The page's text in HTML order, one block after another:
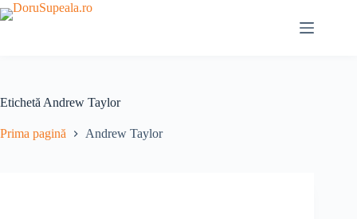
Sari
la
Etichetă Andrew Taylor
Prima pagină Andrew Taylor